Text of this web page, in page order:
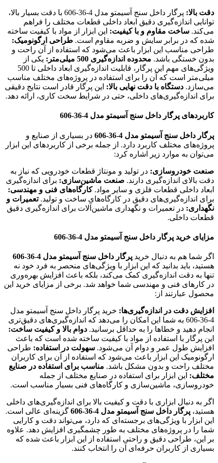
دقت بالا:
پرگار داخل سنج آسیمتو مدل 4-36-606 با دقت بسیار بالا،
توانایی اندازه‌گیری دقیق ابعاد داخلی قطعات مختلف را فراهم
می‌کند. ساخت مقاوم و با کیفیت: این ابزار از مواد با کیفیت ساخته
شده که در برابر سایش و ضربه مقاوم است. طراحی ارگونومیک:
طراحی مناسب این ابزار باعث می‌شود که استفاده از آن راحت و
بدون خستگی باشد. محدوده اندازه‌گیری 500 میلی‌متر:
یکی از
ویژگی‌های مهم این پرگار، قابلیت اندازه‌گیری ابعاد داخلی تا 500
میلی‌متر است که آن را برای استفاده در پروژه‌های مختلف مناسب
می‌سازد. دستگاه با دقت نهایی بالا: این پرگار قادر است نتایج دقیقی
برای اندازه‌گیری‌های داخلی، حتی در شرایط سخت کاری، ارائه دهد.
کاربردهای پرگار داخل سنج آسیمتو مدل 4-36-606
پرگار داخل سنج آسیمتو مدل 4-36-606
در بسیاری از صنایع و
پروژه‌های مختلف کاربرد دارد. از جمله برخی از کاربردهای این ابزار
می‌توان به موارد زیر اشاره کرد:
صنعت خودروسازی: در تولید و مونتاژ قطعات خودرویی که نیاز به
دقت بالای اندازه‌گیری دارند. صنعت ماشین‌سازی: برای اندازه‌گیری
ابعاد داخلی قطعات فلزی و سایر مواد.کارگاه‌های فنی و مهندسی:
برای اندازه‌گیری‌های دقیق در کارگاه‌های ساخت و تولید.تعمیرات و
نگهداری: در تعمیرات و نگهداری ماشین‌آلات برای اندازه‌گیری دقیق
قطعات داخلی.
مزایای خرید پرگار داخل سنج آسیمتو مدل 4-36-606
اگر شما هم به دنبال خرید پرگار داخل سنج آسیمتو مدل 4-36-606
هستید، باید بدانید که این ابزار با ویژگی‌های منحصر به فرد خود نه
تنها به دقت اندازه‌گیری کمک می‌کند، بلکه باعث افزایش بهره‌وری
در کارهای فنی و مهندسی شما خواهد شد. برخی از مزایای خرید این
محصول عبارتند از:
افزایش دقت در اندازه‌گیری‌ها: خرید پرگار داخل سنج آسیمتو مدل
4-36-606 به شما این امکان را می‌دهد که اندازه‌گیری‌های دقیق‌تری
انجام دهید و خطاها را به حداقل برسانید. دوام بالا و کیفیت ساخت:
این پرگار با استفاده از مواد با کیفیت ساخته شده است که باعث
افزایش طول عمر و دوام آن می‌شود. سهولت در استفاده: طراحی
ارگونومیک این ابزار باعث می‌شود که استفاده از آن برای کاربران
مختلف راحت و بدون مشکل باشد. مناسب برای استفاده در صنایع
مختلف: این ابزار برای استفاده در صنایع مختلف از جمله
خودروسازی، ماشین‌سازی و کارگاه‌های فنی بسیار مناسب است.
اگر به دنبال ابزاری با دقت و کیفیت بالا برای اندازه‌گیری‌های داخلی
هستید، پرگار داخل سنج آسیمتو مدل 4-36-606
گزینه‌ای عالی است.
این ابزار با ویژگی‌های برجسته‌ای که دارد، می‌تواند دقت و کارایی
شما را در پروژه‌های مختلف به طور چشمگیری افزایش دهد. علاوه
بر این، طراحی دقیق و راحتی استفاده از این ابزار باعث شده که
بسیاری از کاربران حرفه‌ای آن را انتخاب کنند.